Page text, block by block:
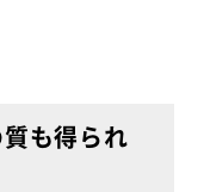
も得られ